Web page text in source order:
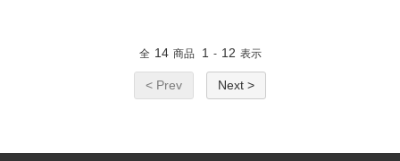
全 14 商品 1 - 12 表示
< Prev Next >